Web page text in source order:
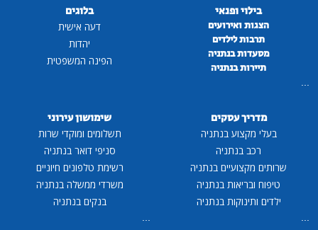
בילוי ופנאי
הצגות ואירועים
תרבות לילדים
מסעדות בנתניה
תיירות בנתניה
בלוגים
דעה אישית
יהדות
הפינה המשפטית
מדריך עסקים
בעלי מקצוע בנתניה
רכב בנתניה
שרותים מקצועיים בנתניה
טיפוח ובריאות בנתניה
ילדים ותינוקות בנתניה
שימושון עירוני
תשלומים ומוקדי שרות
סניפי דואר בנתניה
רשימת טלפונים חיוניים
משרדי ממשלה בנתניה
בנקים בנתניה